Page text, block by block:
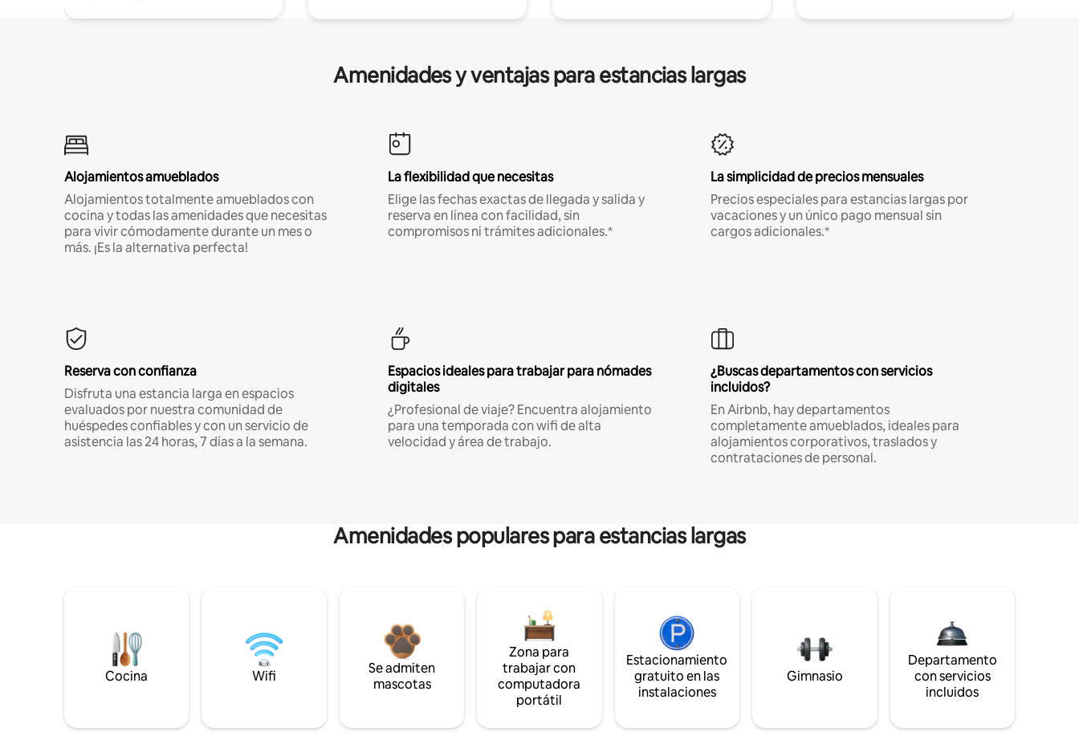
Amenidades y ventajas para estancias largas
Alojamientos amueblados
Alojamientos totalmente amueblados con
cocina y todas las amenidades que necesitas
para vivir cómodamente durante un mes o
más. ¡Es la alternativa perfecta!
La flexibilidad que necesitas
Elige las fechas exactas de llegada y salida y
reserva en línea con facilidad, sin
compromisos ni trámites adicionales.*
La simplicidad de precios mensuales
Precios especiales para estancias largas por
vacaciones y un único pago mensual sin
cargos adicionales.*
Reserva con confianza
Disfruta una estancia larga en espacios
evaluados por nuestra comunidad de
huéspedes confiables y con un servicio de
asistencia las 24 horas, 7 días a la semana.
Espacios ideales para trabajar para nómades
digitales
¿Profesional de viaje? Encuentra alojamiento
para una temporada con wifi de alta
velocidad y área de trabajo.
¿Buscas departamentos con servicios
incluidos?
En Airbnb, hay departamentos
completamente amueblados, ideales para
alojamientos corporativos, traslados y
contrataciones de personal.
Amenidades populares para estancias largas
Cocina Wifi
Se admiten
mascotas
Zona para
trabajar con
computadora
portátil
Estacionamiento
gratuito en las
instalaciones
Gimnasio
Departamento
con servicios
incluidos